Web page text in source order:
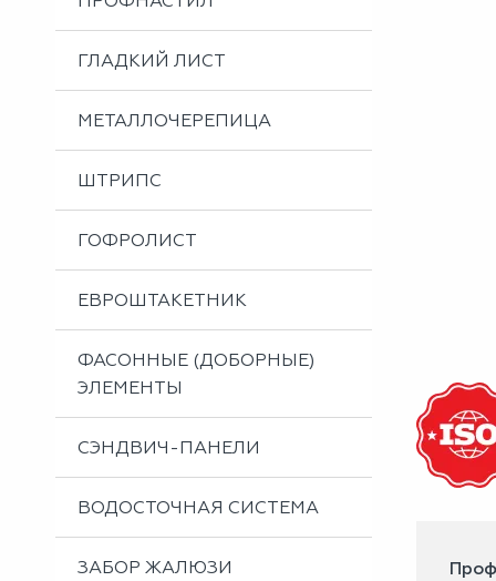
Металлоизделия
Проектирование вентилируемых фасадов
Вальцовка листового металла
ГЛАДКИЙ ЛИСТ
МЕТАЛЛОЧЕРЕПИЦА
ШТРИПС
ГОФРОЛИСТ
ЕВРОШТАКЕТНИК
ФАСОННЫЕ (ДОБОРНЫЕ)
ЭЛЕМЕНТЫ
СЭНДВИЧ-ПАНЕЛИ
ВОДОСТОЧНАЯ СИСТЕМА
ЗАБОР ЖАЛЮЗИ